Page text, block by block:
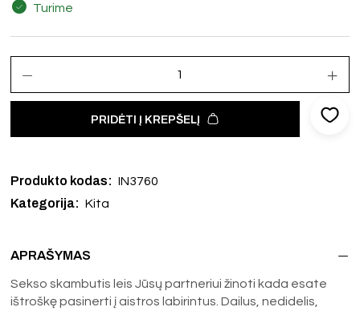
Turime
PRIDĖTI Į KREPŠELĮ
Produkto kodas: IN3760
Kategorija: Kita
APRAŠYMAS
Sekso skambutis leis Jūsų partneriui žinoti kada esate
ištroškę pasinerti į aistros labirintus. Dailus, nedidelis,